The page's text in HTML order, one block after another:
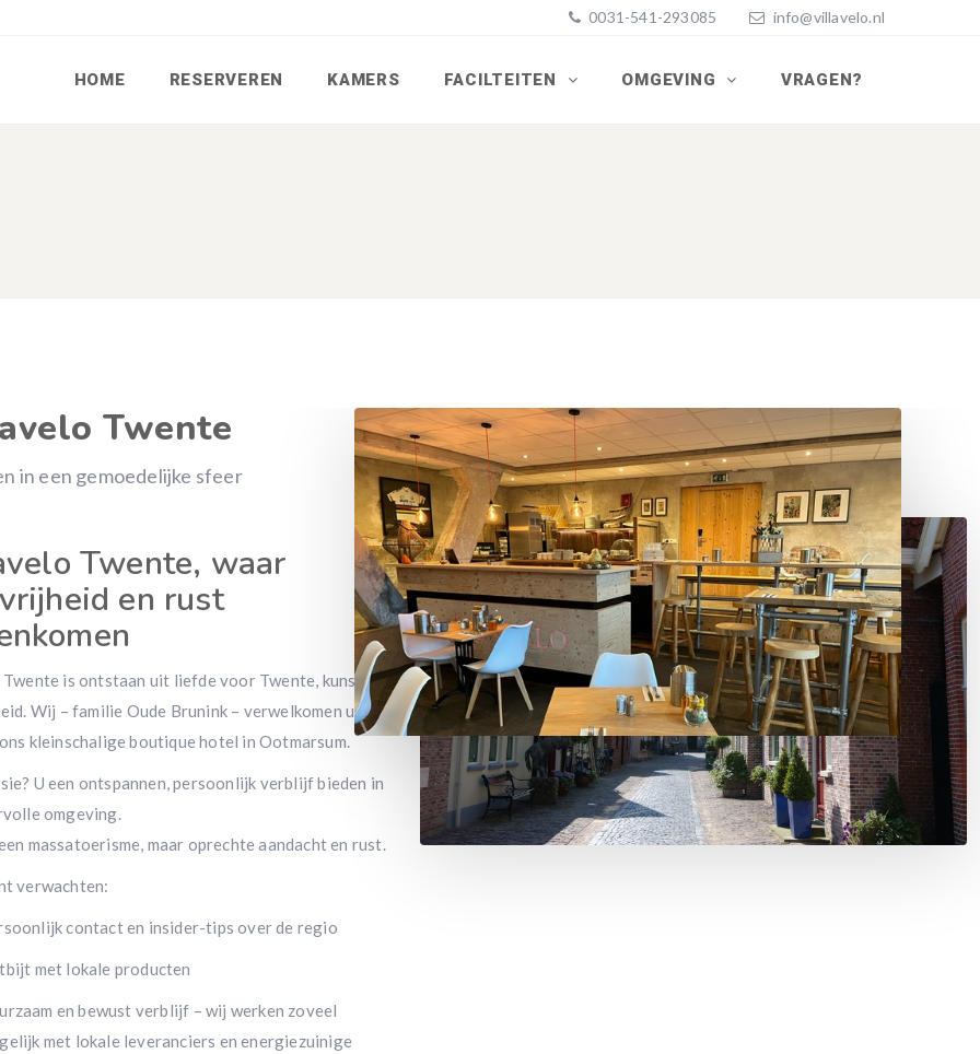
0031-541-293085 info@villavelo.nl
HOME RESERVEREN KAMERS FACILTEITEN OMGEVING VRAGEN?
Twente
in een gemoedelijke sfeer
Twente, waar
en rust
is ontstaan uit liefde voor Twente, kunst en
Wij – familie Oude Brunink – verwelkomen u
kleinschalige boutique hotel in Ootmarsum.
U een ontspannen, persoonlijk verblijf bieden in
omgeving.
massatoerisme, maar oprechte aandacht en rust.
verwachten:
contact en insider-tips over de regio
met lokale producten
en bewust verblijf – wij werken zoveel
met lokale leveranciers en energiezuinige